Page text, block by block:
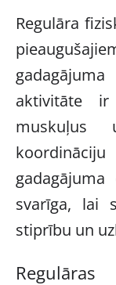
Regulāra
aktivitāte ir
svarīga, lai
stiprību un